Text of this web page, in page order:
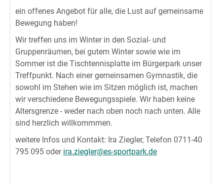
ein offenes Angebot für alle, die Lust auf gemeinsame
Bewegung haben!
Wir treffen uns im Winter in den Sozial- und
Gruppenräumen, bei gutem Winter sowie wie im
Sommer ist die Tischtennisplatte im Bürgerpark unser
Treffpunkt. Nach einer gemeinsamen Gymnastik, die
sowohl im Stehen wie im Sitzen möglich ist, machen
wir verschiedene Bewegungsspiele. Wir haben keine
Altersgrenze - weder nach oben noch nach unten. Alle
sind herzlich willkommmen.
weitere Infos und Kontakt: Ira Ziegler, Telefon 0711-40
795 095 oder ira.ziegler@es-sportpark.de